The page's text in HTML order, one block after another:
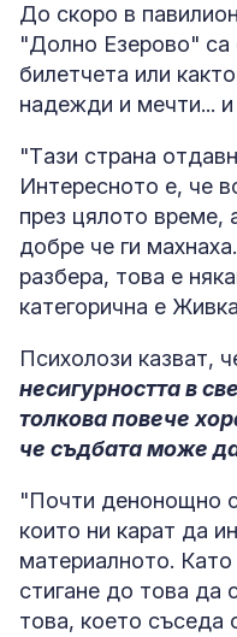
До скоро в
"Долно Езерово" са
билетчета или
надежди и мечти...
"Tази страна
Интересното е, че
през цялото време,
добре че ги
разбера, това е
категорична е
Психолози казват,
несигурността в
толкова повече
че съдбата може
"Почти денонощно
които ни карат да
материалното.
стигане до това да
това, което съседа